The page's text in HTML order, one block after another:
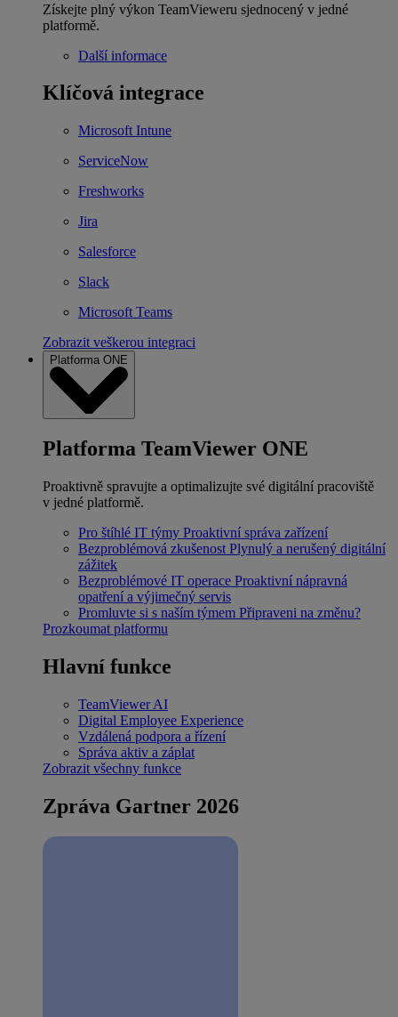
Získejte plný výkon TeamVieweru sjednocený v jedné
platformě.
Další informace
Klíčová integrace
Microsoft Intune
ServiceNow
Freshworks
Jira
Salesforce
Slack
Microsoft Teams
Zobrazit veškerou integraci
Platforma ONE
Platforma TeamViewer ONE
Proaktivně spravujte a optimalizujte své digitální pracoviště
v jedné platformě.
Pro štíhlé IT týmy Proaktivní správa zařízení
Bezproblémová zkušenost Plynulý a nerušený digitální
zážitek
Bezproblémové IT operace Proaktivní nápravná
opatření a výjimečný servis
Promluvte si s naším týmem Připraveni na změnu?
Prozkoumat platformu
Hlavní funkce
TeamViewer AI
Digital Employee Experience
Vzdálená podpora a řízení
Správa aktiv a záplat
Zobrazit všechny funkce
Zpráva Gartner 2026